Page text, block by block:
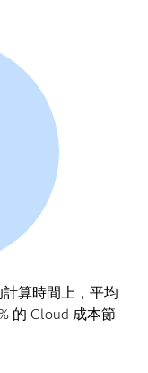
算時間上，平均
的 Cloud 成本節